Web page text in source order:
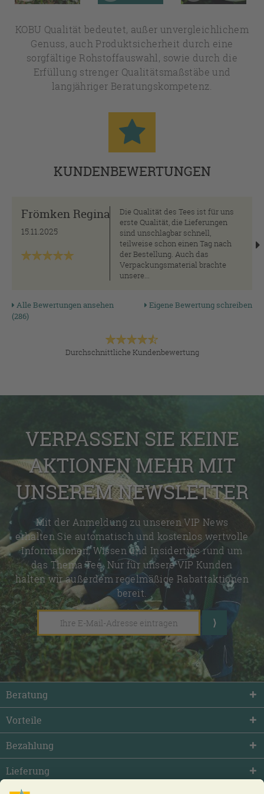
KOBU Qualität bedeutet, außer unvergleichlichem
Genuss, auch Produktsicherheit durch eine
sorgfältige Rohstoffauswahl, sowie durch die
Erfüllung strenger Qualitätsmaßstäbe und
langjähriger Beratungskompetenz.
KUNDENBEWERTUNGEN
Frömken Regina
15.11.2025
Die Qualität des Tees ist für uns
erste Qualität, die Lieferungen
sind unschlagbar schnell,
teilweise schon einen Tag nach
der Bestellung. Auch das
Verpackungsmaterial brachte
unsere...
Alle Bewertungen ansehen
(286)
Eigene Bewertung schreiben
Durchschnittliche Kundenbewertung
VERPASSEN SIE KEINE
AKTIONEN MEHR MIT
UNSEREM NEWSLETTER
Mit der Anmeldung zu unseren VIP News
erhalten Sie automatisch und kostenlos wertvolle
Informationen, Wissen und Insidertips rund um
das Thema Tee. Nur für unsere VIP Kunden
halten wir außerdem regelmäßige Rabattaktionen
bereit.
Beratung
Vorteile
Bezahlung
Lieferung